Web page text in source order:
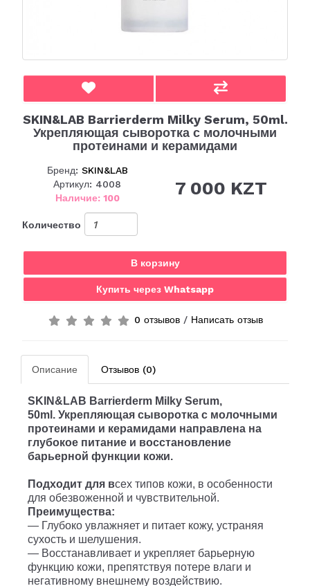
SKIN&LAB Barrierderm Milky Serum, 50ml.
Укрепляющая сыворотка с молочными
протеинами и керамидами
Бренд: SKIN&LAB
Артикул: 4008
Наличие: 100
7 000 KZT
Количество
В корзину
Купить через Whatsapp
0 отзывов/ Написать отзыв
Описание Отзывов (0)
SKIN&LAB Barrierderm Milky Serum,
50ml. Укрепляющая сыворотка с молочными
протеинами и керамидами направлена на
глубокое питание и восстановление
барьерной функции кожи.
Подходит для всех типов кожи, в особенности
для обезвоженной и чувствительной.
Преимущества:
— Глубоко увлажняет и питает кожу, устраняя
сухость и шелушения.
— Восстанавливает и укрепляет барьерную
функцию кожи, препятствуя потере влаги и
негативному внешнему воздействию.